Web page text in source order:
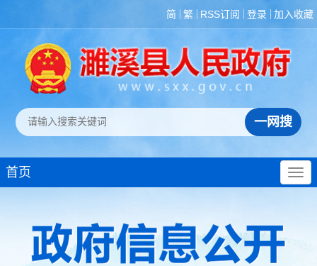
简 繁 RSS订阅 登录 加入收藏
首页